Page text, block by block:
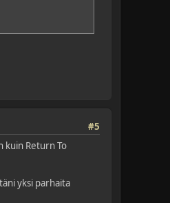
#5
kuin Return To
yksi parhaita